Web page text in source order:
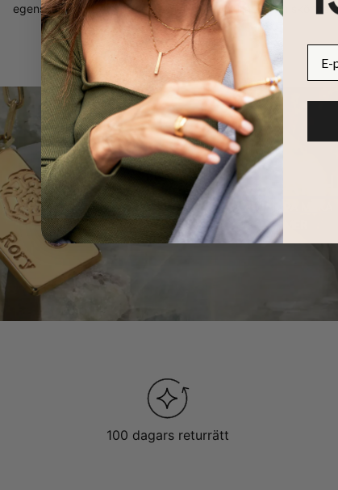
egenskaper, vilket gör dem omöjliga att skilja åt i sin skönhet
LÄS MER
100 dagars returrätt